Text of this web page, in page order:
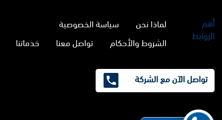
أهم
الروابط
لماذا نحن
سياسة الخصوصية
الشروط والأحكام
تواصل معنا خدماتنا
تواصل الآن مع الشركة